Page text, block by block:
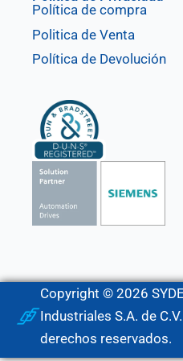
Política de compra
Politica de Venta
Política de Devolución
Copyright © 2026
Industriales S.A. de
derechos reservados.